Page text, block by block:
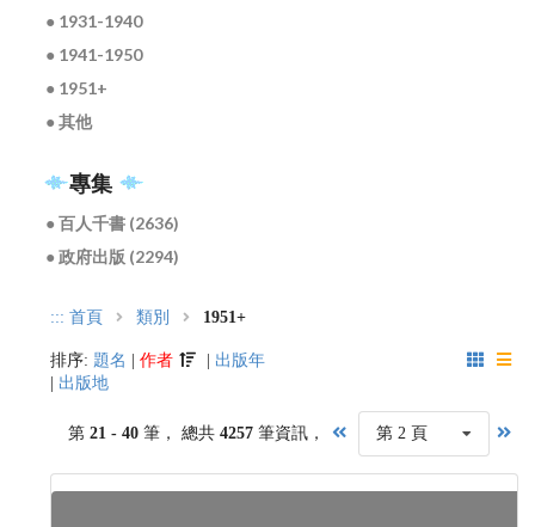
● 1931-1940
● 1941-1950
● 1951+
● 其他
專集
● 百人千書 (2636)
● 政府出版 (2294)
::: 首頁 類別 1951+
排序: 題名 作者
出版年
出版地
第 21 - 40 筆， 總共 4257筆資訊， 第 2 頁